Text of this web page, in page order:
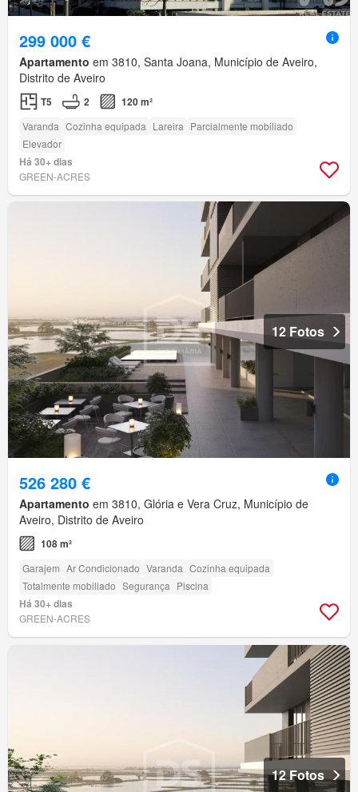
299 000 €
Apartamento em 3810, Santa Joana, Município de Aveiro,
Distrito de Aveiro
T5 2 120 m²
Varanda Cozinha equipada Lareira Parcialmente mobiliado
Elevador
Há 30+ dias
GREEN-ACRES
12 Fotos
526 280 €
Apartamento em 3810, Glória e Vera Cruz, Município de
Aveiro, Distrito de Aveiro
108 m²
Garajem Ar Condicionado Varanda Cozinha equipada
Totalmente mobiliado Segurança Piscina
Há 30+ dias
GREEN-ACRES
12 Fotos